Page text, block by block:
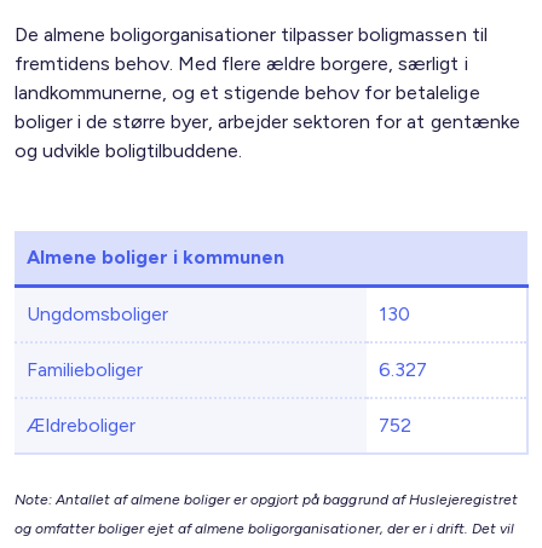
De almene boligorganisationer tilpasser boligmassen til
fremtidens behov. Med flere ældre borgere, særligt i
landkommunerne, og et stigende behov for betalelige
boliger i de større byer, arbejder sektoren for at gentænke
og udvikle boligtilbuddene.
Almene boliger i kommunen
Ungdomsboliger 130
Familieboliger 6.327
Ældreboliger 752
Note: Antallet af almene boliger er opgjort på baggrund af Huslejeregistret
og omfatter boliger ejet af almene boligorganisationer, der er i drift. Det vil